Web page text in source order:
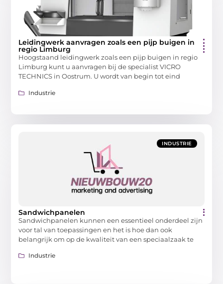
Leidingwerk aanvragen zoals een pijp buigen in
regio Limburg
Hoogstaand leidingwerk zoals een pijp buigen in regio
Limburg kunt u aanvragen bij de specialist VICRO
TECHNICS in Oostrum. U wordt van begin tot eind
Industrie
INDUSTRIE
Sandwichpanelen
Sandwichpanelen kunnen een essentieel onderdeel zijn
voor tal van toepassingen en het is hoe dan ook
belangrijk om op de kwaliteit van een speciaalzaak te
Industrie